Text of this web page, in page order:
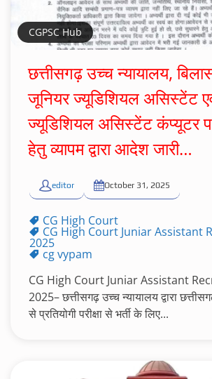
CGPSC Hub
छत्तीसगढ़ उच्च न्यायालय,
जूनियर ज्यूडिशियल असिस्टेंट
ज्यूडिशियल असिस्टेंट कंप्यूटर
हेतु व्यापम द्वारा आदेश जारी…
editor October 31, 2025
CG High Court
CG High Court Juniar Assistant
2025
cg vypam
CG High Court Juniar Assistant
2025– छत्तीसगढ़ उच्च न्यायालय द्वारा
से प्रतियोगी परीक्षा से भर्ती के लिए...